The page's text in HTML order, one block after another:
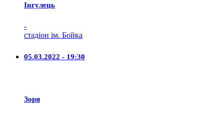
Iнгулець
-
стадіон ім. Бойка
05.03.2022 - 19:30
Зоря